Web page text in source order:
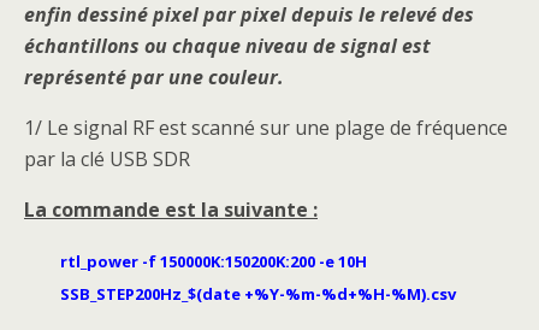
enfin dessiné pixel par pixel depuis le relevé des
échantillons ou chaque niveau de signal est
représenté par une couleur.
1/ Le signal RF est scanné sur une plage de fréquence
par la clé USB SDR
La commande est la suivante :
rtl_power -f 150000K:150200K:200 -e 10H
SSB_STEP200Hz_$(date +%Y-%m-%d+%H-%M).csv